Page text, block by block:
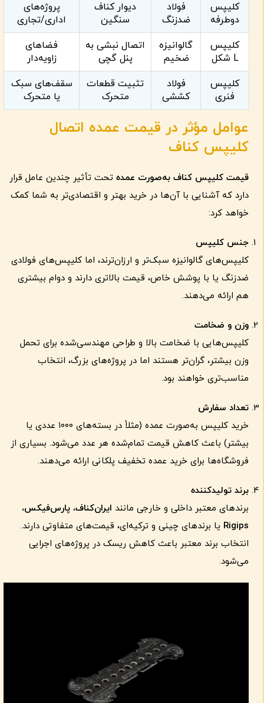
کلیپس
دوطرفه
فولاد
ضدزنگ
دیوار کناف
سنگین
پروژه‌های
اداری/تجاری
کلیپس
L شکل
گالوانیزه
ضخیم
اتصال نبشی به
پنل گچی
فضاهای
زاویه‌دار
کلیپس
فنری
فولاد
کششی
تثبیت قطعات
متحرک
سقف‌های سبک
یا متحرک
عوامل مؤثر در قیمت عمده اتصال
کلیپس کناف
قیمت کلیپس کناف به‌صورت عمده تحت تأثیر چندین عامل قرار
دارد که آشنایی با آن‌ها در خرید بهتر و اقتصادی‌تر به شما کمک
خواهد کرد:
جنس کلیپس
کلیپس‌های گالوانیزه سبک‌تر و ارزان‌ترند، اما کلیپس‌های فولادی
ضدزنگ یا با پوشش خاص، قیمت بالاتری دارند و دوام بیشتری
هم ارائه می‌دهند.
وزن و ضخامت
کلیپس‌هایی با ضخامت بالا و طراحی مهندسی‌شده برای تحمل
وزن بیشتر، گران‌تر هستند اما در پروژه‌های بزرگ، انتخاب
مناسب‌تری خواهند بود.
تعداد سفارش
خرید کلیپس به‌صورت عمده (مثلاً در بسته‌های ۱۰۰۰ عددی یا
بیشتر) باعث کاهش قیمت تمام‌شده هر عدد می‌شود. بسیاری از
فروشگاه‌ها برای خرید عمده تخفیف پلکانی ارائه می‌دهند.
برند تولیدکننده
برندهای معتبر داخلی و خارجی مانند ایران‌کناف، پارس‌فیکس،
Rigips یا برندهای چینی و ترکیه‌ای، قیمت‌های متفاوتی دارند.
انتخاب برند معتبر باعث کاهش ریسک در پروژه‌های اجرایی
می‌شود.